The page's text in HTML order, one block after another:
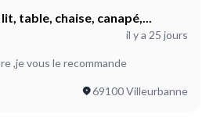
table, chaise, canapé,...
il y a 25 jours
,je vous le recommande
69100 Villeurbanne